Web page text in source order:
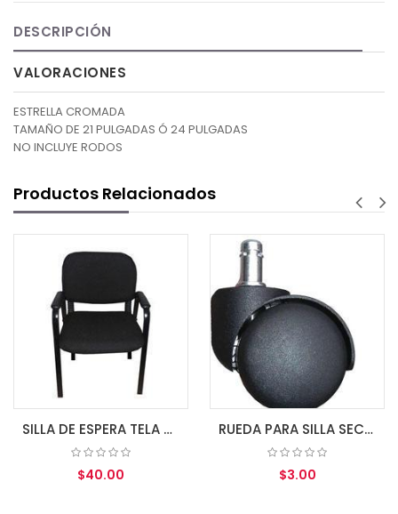
DESCRIPCIÓN
VALORACIONES
ESTRELLA CROMADA
TAMAÑO DE 21 PULGADAS Ó 24 PULGADAS
NO INCLUYE RODOS
Productos Relacionados
SILLA DE ESPERA TELA NEGRA MOD.VC-301R CON BRAZOS RUEDA PARA SILLA SECRETARIAL